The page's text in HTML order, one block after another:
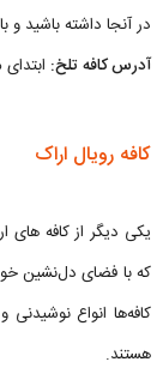
در آنجا داشته باشید و
آدرس کافه تلخ:
کافه رویال اراک
یکی دیگر از کافه های
که با فضای دل‌نشین
کافه‌ها انواع
هستند.